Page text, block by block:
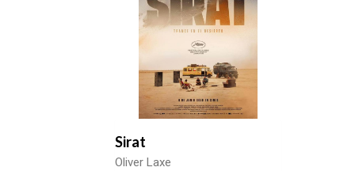
Sirat
Oliver Laxe